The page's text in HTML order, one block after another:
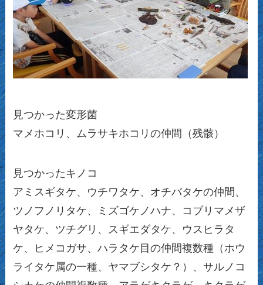
見つかった変形菌
マメホコリ、ムラサキホコリの仲間（残骸）
見つかったキノコ
アミスギタケ、ウチワタケ、オチバタケの仲間、
ツノフノリタケ、ミズゴケノハナ、コブリマメザ
ヤタケ、ツチグリ、スギエダタケ、ウスヒラタ
ケ、ヒメコガサ、ハラタケ目の仲間複数種（ホウ
ライタケ属の一種、ヤマブシタケ？）、サルノコ